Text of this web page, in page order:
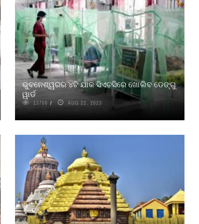
ଭୁବନେଶ୍ୱରର ୪ଟି ଯାକ ସିଏଚସିରେ ଖୋଲିବ ଡେଙ୍ଗୁ
ୱାର୍ଡ
13708 AUG 22, 2023